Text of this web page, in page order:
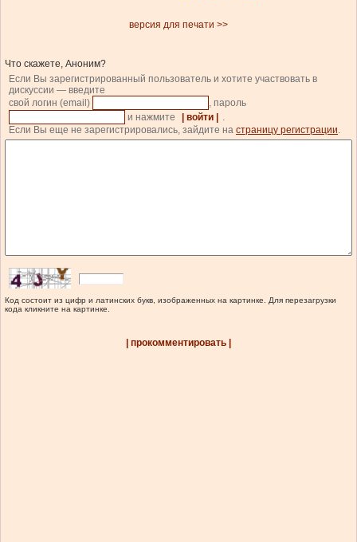
версия для печати >>
Что скажете, Аноним?
Если Вы зарегистрированный пользователь и хотите участвовать в
дискуссии — введите
свой логин (email)
, пароль
и нажмите
| войти |
.
Если Вы еще не зарегистрировались, зайдите на страницу регистрации.
Код состоит из цифр и латинских букв, изображенных на картинке. Для перезагрузки
кода кликните на картинке.
| прокомментировать |